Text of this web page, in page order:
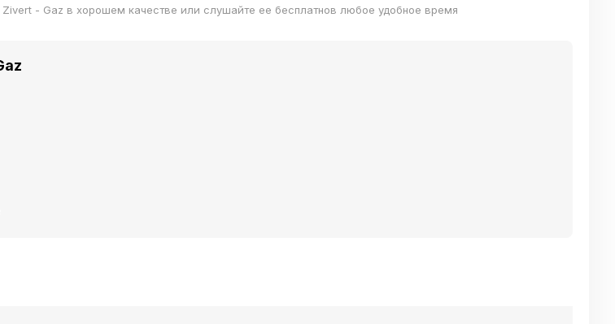
- Gaz в хорошем качестве или слушайте ее бесплатнов любое удобное время